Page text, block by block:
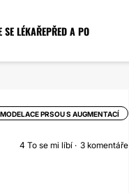
SE LÉKAŘEPŘED A PO
MODELACE PRSOU S AUGMENTACÍ
4 To se mi líbí 3 komentáře